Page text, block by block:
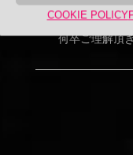
COOKIE POLICY
”ご不
何卒ご理解頂